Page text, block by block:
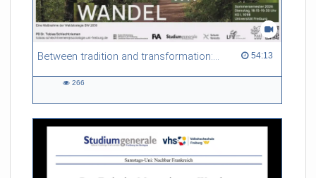
Between tradition and transformation: how owners, advisers and institutions co-create knowledge for resilient forests in Europe 54:13
54:13 duration
266